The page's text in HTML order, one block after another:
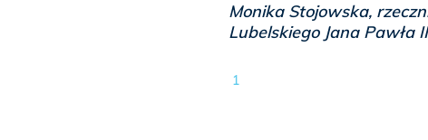
Monika Stojowska,
Lubelskiego Jana Pawła II
1